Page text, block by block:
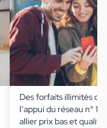
Des forfaits illimités
l’appui du réseau n° 1
allier prix bas et qualité